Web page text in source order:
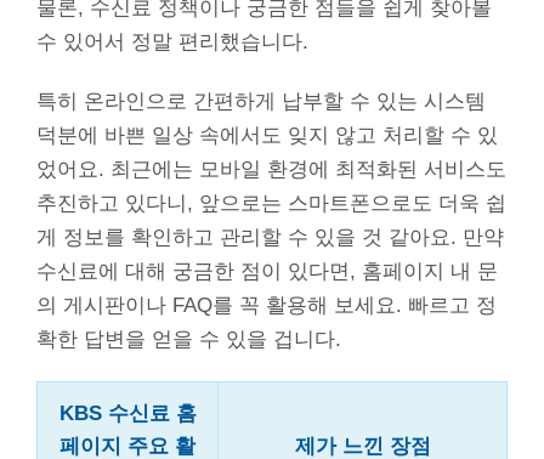
물론, 수신료 정책이나 궁금한 점들을 쉽게 찾아볼
수 있어서 정말 편리했습니다.
특히 온라인으로 간편하게 납부할 수 있는 시스템
덕분에 바쁜 일상 속에서도 잊지 않고 처리할 수 있
었어요. 최근에는 모바일 환경에 최적화된 서비스도
추진하고 있다니, 앞으로는 스마트폰으로도 더욱 쉽
게 정보를 확인하고 관리할 수 있을 것 같아요. 만약
수신료에 대해 궁금한 점이 있다면, 홈페이지 내 문
의 게시판이나 FAQ를 꼭 활용해 보세요. 빠르고 정
확한 답변을 얻을 수 있을 겁니다.
KBS 수신료 홈
페이지 주요 활
제가 느낀 장점